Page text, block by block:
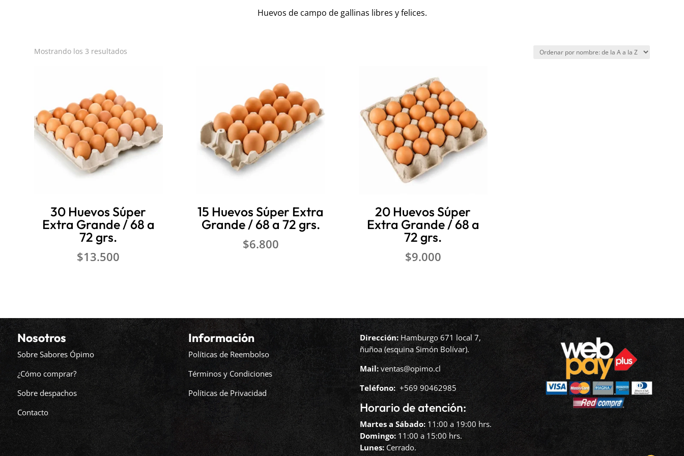
Huevos de campo de gallinas libres y felices.
Mostrando los 3 resultados
30 Huevos Súper
Extra Grande / 68 a
72 grs.
$13.500
15 Huevos Súper Extra
Grande / 68 a 72 grs.
$6.800
20 Huevos Súper
Extra Grande / 68 a
72 grs.
$9.000
Nosotros
Sobre Sabores Ópimo
¿Cómo comprar?
Sobre despachos
Contacto
Información
Políticas de Reembolso
Términos y Condiciones
Políticas de Privacidad
Dirección:Hamburgo 671 local 7,
ñuñoa (esquina Simón Bolívar).
Mail: ventas@opimo.cl
Teléfono: ‪+569 90462985‬
Horario de atención:
Martes a Sábado:11:00 a 19:00 hrs.
Domingo:11:00 a 15:00 hrs.
Lunes:Cerrado.